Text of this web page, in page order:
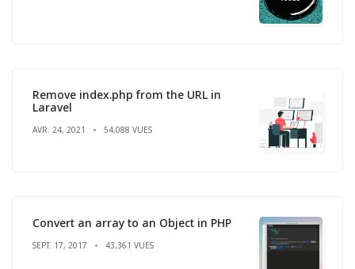
Remove index.php from the URL in
Laravel
AVR. 24, 2021 54,088 VUES
Convert an array to an Object in PHP
SEPT. 17, 2017 43,361 VUES